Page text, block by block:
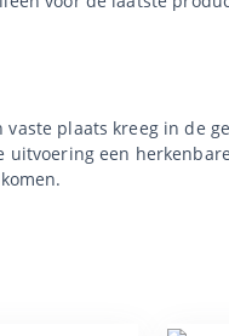
plaats kreeg in de
een